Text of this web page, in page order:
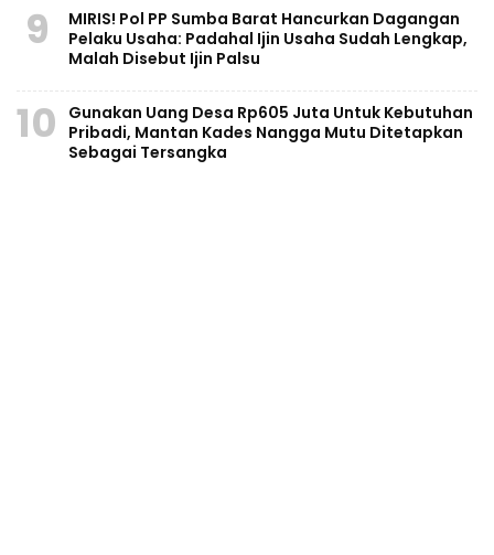
9
MIRIS! Pol PP Sumba Barat Hancurkan Dagangan
Pelaku Usaha: Padahal Ijin Usaha Sudah Lengkap,
Malah Disebut Ijin Palsu
10
Gunakan Uang Desa Rp605 Juta Untuk Kebutuhan
Pribadi, Mantan Kades Nangga Mutu Ditetapkan
Sebagai Tersangka